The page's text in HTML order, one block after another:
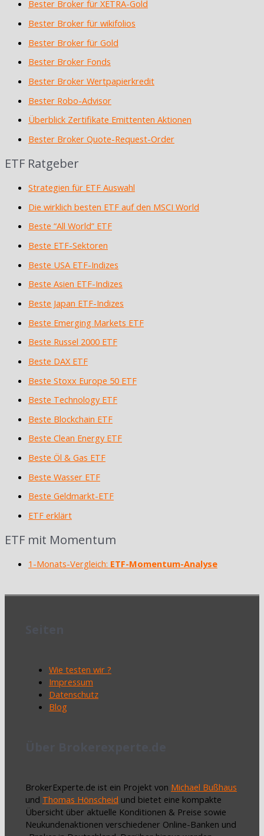
Bester Broker für XETRA-Gold
Bester Broker für wikifolios
Bester Broker für Gold
Bester Broker Fonds
Bester Broker Wertpapierkredit
Bester Robo-Advisor
Überblick Zertifikate Emittenten Aktionen
Bester Broker Quote-Request-Order
ETF Ratgeber
Strategien für ETF Auswahl
Die wirklich besten ETF auf den MSCI World
Beste “All World” ETF
Beste ETF-Sektoren
Beste USA ETF-Indizes
Beste Asien ETF-Indizes
Beste Japan ETF-Indizes
Beste Emerging Markets ETF
Beste Russel 2000 ETF
Beste DAX ETF
Beste Stoxx Europe 50 ETF
Beste Technology ETF
Beste Blockchain ETF
Beste Clean Energy ETF
Beste Öl & Gas ETF
Beste Wasser ETF
Beste Geldmarkt-ETF
ETF erklärt
ETF mit Momentum
1-Monats-Vergleich: ETF-Momentum-Analyse
Wie testen wir ?
Impressum
Datenschutz
Blog
BrokerExperte.de ist ein Projekt von Michael Bußhaus
und Thomas Hönscheid und bietet eine kompakte
Übersicht über aktuelle Konditionen & Preise sowie
Neukundenaktionen verschiedener Online-Banken und